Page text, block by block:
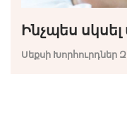
Ինչպես
Սեքսի Խորհուրդներ